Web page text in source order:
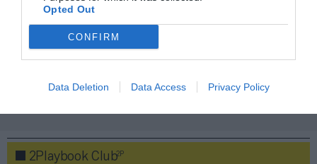
Opted Out
CONFIRM
Data Deletion Data Access Privacy Policy
NBA
2Playbook Club2P